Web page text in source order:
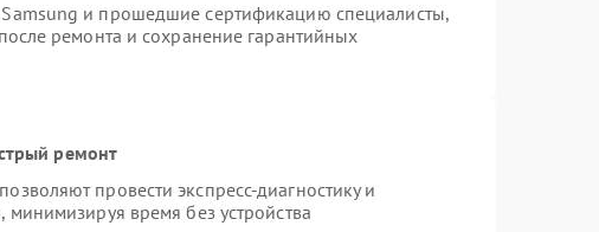
и прошедшие сертификацию специалисты,
ремонта и сохранение гарантийных
ремонт
провести экспресс-диагностику и
время без устройства